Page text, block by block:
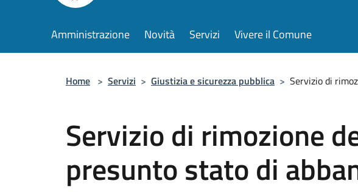
Amministrazione Novità Servizi Vivere il Comune
Home > Servizi > Giustizia e sicurezza pubblica > Servizio di
Servizio di rimozione
presunto stato di